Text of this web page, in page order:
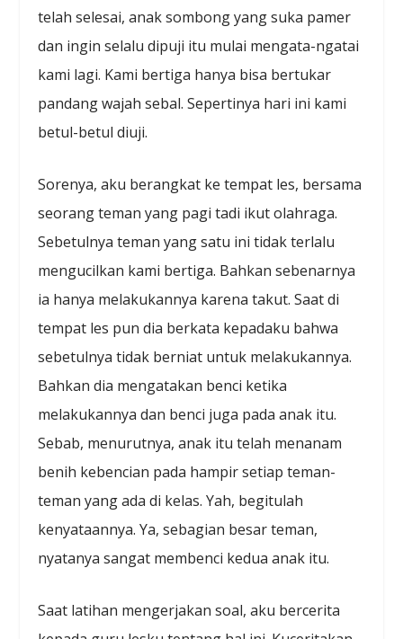
telah selesai, anak sombong yang suka pamer
dan ingin selalu dipuji itu mulai mengata-ngatai
kami lagi. Kami bertiga hanya bisa bertukar
pandang wajah sebal. Sepertinya hari ini kami
betul-betul diuji.
Sorenya, aku berangkat ke tempat les, bersama
seorang teman yang pagi tadi ikut olahraga.
Sebetulnya teman yang satu ini tidak terlalu
mengucilkan kami bertiga. Bahkan sebenarnya
ia hanya melakukannya karena takut. Saat di
tempat les pun dia berkata kepadaku bahwa
sebetulnya tidak berniat untuk melakukannya.
Bahkan dia mengatakan benci ketika
melakukannya dan benci juga pada anak itu.
Sebab, menurutnya, anak itu telah menanam
benih kebencian pada hampir setiap teman-
teman yang ada di kelas. Yah, begitulah
kenyataannya. Ya, sebagian besar teman,
nyatanya sangat membenci kedua anak itu.
Saat latihan mengerjakan soal, aku bercerita